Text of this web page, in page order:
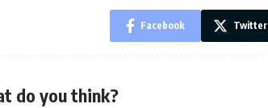
Facebook Twitter
do you think?